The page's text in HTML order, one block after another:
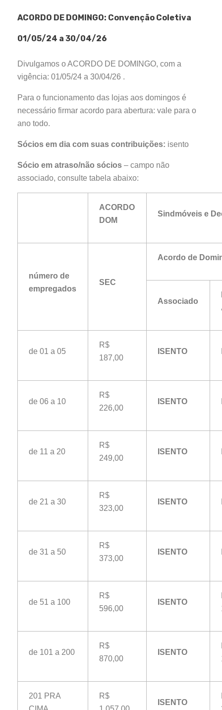
ACORDO DE DOMINGO: Convenção Coletiva
01/05/24 a 30/04/26
Divulgamos o ACORDO DE DOMINGO, com a
vigência: 01/05/24 a 30/04/26 .
Para o funcionamento das lojas aos domingos é
necessário firmar acordo para abertura: vale para o
ano todo.
Sócios em dia com suas contribuições: isento
Sócio em atraso/não sócios – campo não
associado, consulte tabela abaixo:
ACORDO
DOM
Sindmóveis e
número de
empregados
SEC
Acordo de
Associado
de 01 a 05
R$
187,00
ISENTO
de 06 a 10
R$
226,00
ISENTO
de 11 a 20
R$
249,00
ISENTO
de 21 a 30
R$
323,00
ISENTO
de 31 a 50
R$
373,00
ISENTO
de 51 a 100
R$
596,00
ISENTO
de 101 a 200
R$
870,00
ISENTO
201 PRA
R$
ISENTO